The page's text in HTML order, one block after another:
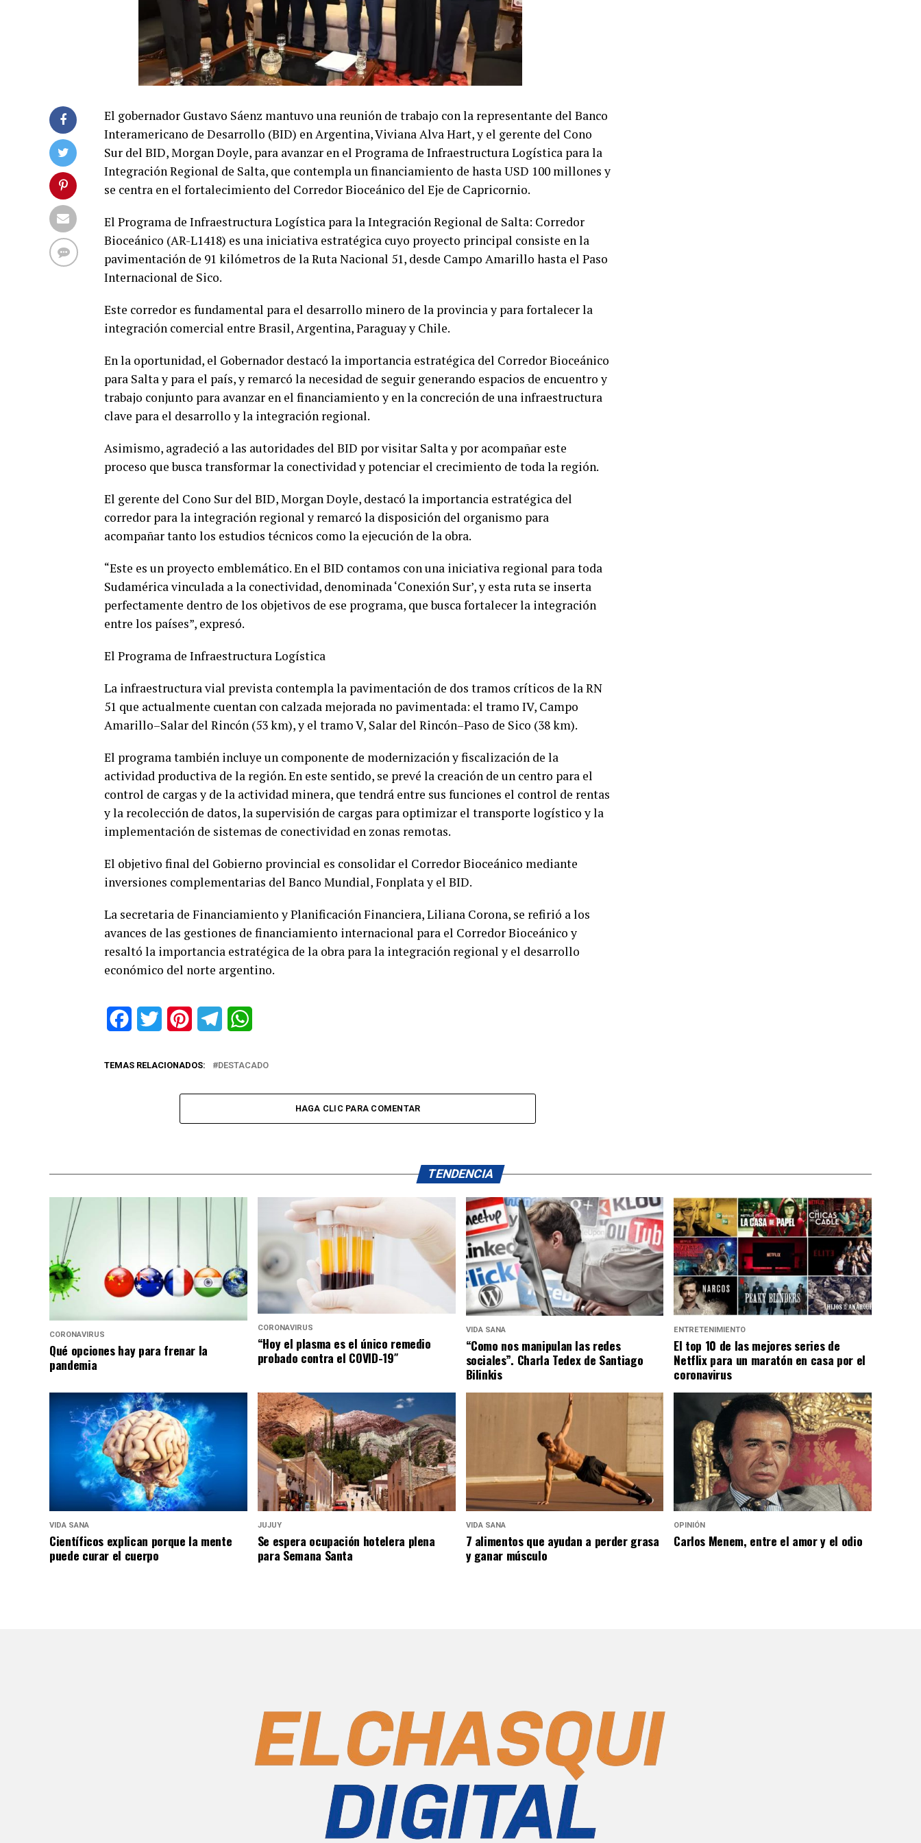
El gobernador Gustavo Sáenz mantuvo una reunión de trabajo con la representante del Banco
Interamericano de Desarrollo (BID) en Argentina, Viviana Alva Hart, y el gerente del Cono
Sur del BID, Morgan Doyle, para avanzar en el Programa de Infraestructura Logística para la
Integración Regional de Salta, que contempla un financiamiento de hasta USD 100 millones y
se centra en el fortalecimiento del Corredor Bioceánico del Eje de Capricornio.
El Programa de Infraestructura Logística para la Integración Regional de Salta: Corredor
Bioceánico (AR-L1418) es una iniciativa estratégica cuyo proyecto principal consiste en la
pavimentación de 91 kilómetros de la Ruta Nacional 51, desde Campo Amarillo hasta el Paso
Internacional de Sico.
Este corredor es fundamental para el desarrollo minero de la provincia y para fortalecer la
integración comercial entre Brasil, Argentina, Paraguay y Chile.
En la oportunidad, el Gobernador destacó la importancia estratégica del Corredor Bioceánico
para Salta y para el país, y remarcó la necesidad de seguir generando espacios de encuentro y
trabajo conjunto para avanzar en el financiamiento y en la concreción de una infraestructura
clave para el desarrollo y la integración regional.
Asimismo, agradeció a las autoridades del BID por visitar Salta y por acompañar este
proceso que busca transformar la conectividad y potenciar el crecimiento de toda la región.
El gerente del Cono Sur del BID, Morgan Doyle, destacó la importancia estratégica del
corredor para la integración regional y remarcó la disposición del organismo para
acompañar tanto los estudios técnicos como la ejecución de la obra.
“Este es un proyecto emblemático. En el BID contamos con una iniciativa regional para toda
Sudamérica vinculada a la conectividad, denominada ‘Conexión Sur’, y esta ruta se inserta
perfectamente dentro de los objetivos de ese programa, que busca fortalecer la integración
entre los países”, expresó.
El Programa de Infraestructura Logística
La infraestructura vial prevista contempla la pavimentación de dos tramos críticos de la RN
51 que actualmente cuentan con calzada mejorada no pavimentada: el tramo IV, Campo
Amarillo–Salar del Rincón (53 km), y el tramo V, Salar del Rincón–Paso de Sico (38 km).
El programa también incluye un componente de modernización y fiscalización de la
actividad productiva de la región. En este sentido, se prevé la creación de un centro para el
control de cargas y de la actividad minera, que tendrá entre sus funciones el control de rentas
y la recolección de datos, la supervisión de cargas para optimizar el transporte logístico y la
implementación de sistemas de conectividad en zonas remotas.
El objetivo final del Gobierno provincial es consolidar el Corredor Bioceánico mediante
inversiones complementarias del Banco Mundial, Fonplata y el BID.
La secretaria de Financiamiento y Planificación Financiera, Liliana Corona, se refirió a los
avances de las gestiones de financiamiento internacional para el Corredor Bioceánico y
resaltó la importancia estratégica de la obra para la integración regional y el desarrollo
económico del norte argentino.
FacebookTwitter PinterestTelegram
TEMAS RELACIONADOS: DESTACADO
HAGA CLIC PARA COMENTAR
TENDENCIA
CORONAVIRUS
Qué opciones hay para frenar la
pandemia
CORONAVIRUS
“Hoy el plasma es el único remedio
probado contra el COVID-19″
VIDA SANA
“Como nos manipulan las redes
sociales”. Charla Tedex de Santiago
Bilinkis
ENTRETENIMIENTO
El top 10 de las mejores series de
Netflix para un maratón en casa por el
coronavirus
VIDA SANA
Científicos explican porque la mente
puede curar el cuerpo
JUJUY
Se espera ocupación hotelera plena
para Semana Santa
VIDA SANA
7 alimentos que ayudan a perder grasa
y ganar músculo
OPINIÓN
Carlos Menem, entre el amor y el odio